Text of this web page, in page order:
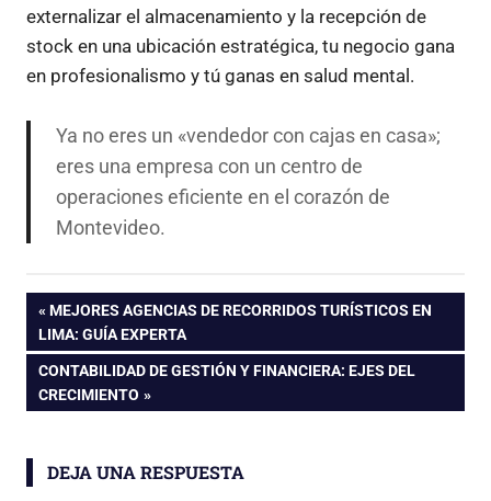
externalizar el almacenamiento y la recepción de
stock en una ubicación estratégica, tu negocio gana
en profesionalismo y tú ganas en salud mental.
Ya no eres un «vendedor con cajas en casa»;
eres una empresa con un centro de
operaciones eficiente en el corazón de
Montevideo.
Navegación
de
entradas
ENTRADA
ANTERIOR:
MEJORES AGENCIAS DE RECORRIDOS TURÍSTICOS EN
LIMA: GUÍA EXPERTA
ENTRADA
SIGUIENTE:
CONTABILIDAD DE GESTIÓN Y FINANCIERA: EJES DEL
CRECIMIENTO
DEJA UNA RESPUESTA